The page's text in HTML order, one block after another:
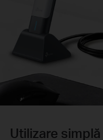
Utilizare